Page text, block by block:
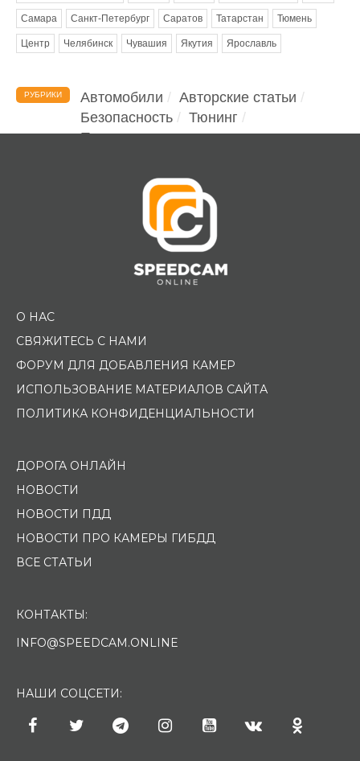
Самара Санкт-Петербург Саратов Татарстан Тюмень
Центр Челябинск Чувашия Якутия Ярославль
РУБРИКИ Автомобили
Авторские статьи
Безопасность
Тюнинг
Помощь водителю
О НАС
СВЯЖИТЕСЬ С НАМИ
ФОРУМ ДЛЯ ДОБАВЛЕНИЯ КАМЕР
ИСПОЛЬЗОВАНИЕ МАТЕРИАЛОВ САЙТА
ПОЛИТИКА КОНФИДЕНЦИАЛЬНОСТИ
ДОРОГА ОНЛАЙН
НОВОСТИ
НОВОСТИ ПДД
НОВОСТИ ПРО КАМЕРЫ ГИБДД
ВСЕ СТАТЬИ
КОНТАКТЫ:
INFO@SPEEDCAM.ONLINE
НАШИ СОЦСЕТИ: